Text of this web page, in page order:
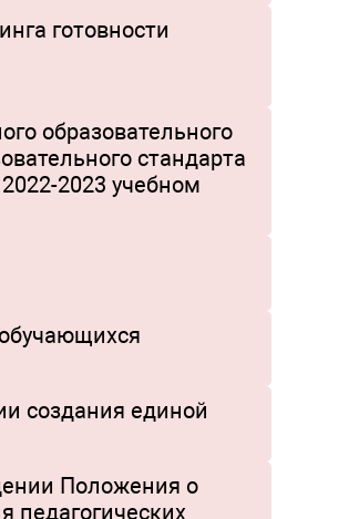
готовности
образовательного
стандарта
2023 учебном
создания единой
Положения о
педагогических